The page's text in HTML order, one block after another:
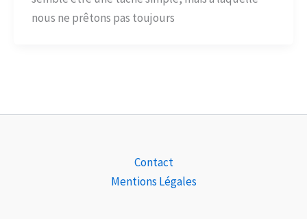
nous ne prêtons pas toujours
Contact
Mentions Légales